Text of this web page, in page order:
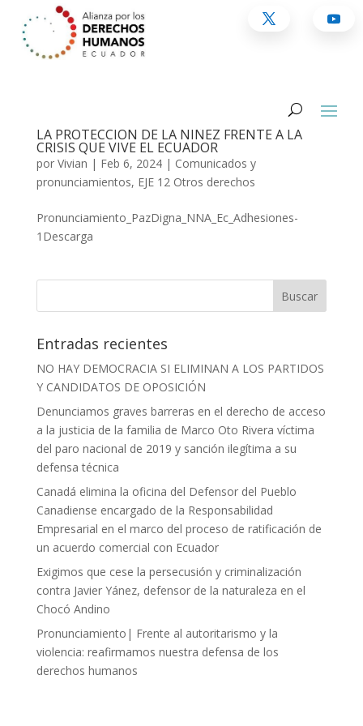
LA PROTECCIÓN DE LA NIÑEZ FRENTE A LA
CRISIS QUE VIVE EL ECUADOR
por Vivian | Feb 6, 2024| Comunicados y
pronunciamientos, EJE 12 Otros derechos
Pronunciamiento_PazDigna_NNA_Ec_Adhesiones-
1Descarga
Entradas recientes
NO HAY DEMOCRACIA SI ELIMINAN A LOS PARTIDOS
Y CANDIDATOS DE OPOSICIÓN
Denunciamos graves barreras en el derecho de acceso
a la justicia de la familia de Marco Oto Rivera víctima
del paro nacional de 2019 y sanción ilegítima a su
defensa técnica
Canadá elimina la oficina del Defensor del Pueblo
Canadiense encargado de la Responsabilidad
Empresarial en el marco del proceso de ratificación de
un acuerdo comercial con Ecuador
Exigimos que cese la persecusión y criminalización
contra Javier Yánez, defensor de la naturaleza en el
Chocó Andino
Pronunciamiento| Frente al autoritarismo y la
violencia: reafirmamos nuestra defensa de los
derechos humanos